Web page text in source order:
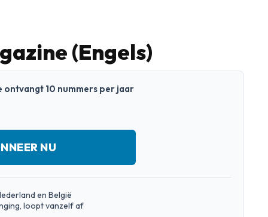
(Engels)
ontvangt 10 nummers per jaar
NU
en België
loopt vanzelf af